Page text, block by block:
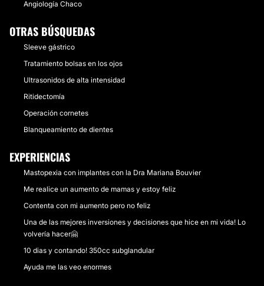
Angiología Chaco
OTRAS BÚSQUEDAS
Sleeve gástrico
Tratamiento bolsas en los ojos
Ultrasonidos de alta intensidad
Ritidectomía
Operación cornetes
Blanqueamiento de dientes
EXPERIENCIAS
Mastopexia con implantes con la Dra Mariana Bouvier
Me realice un aumento de mamas y estoy feliz
Contenta con mi aumento pero no feliz
Una de las mejores inversiones y decisiones que hice en mi vida! Lo
volvería hacer🤗
10 dias y contando! 350cc subglandular
Ayuda me las veo enormes